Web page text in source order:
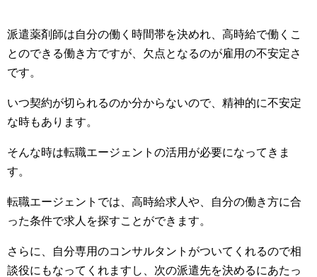
派遣薬剤師は自分の働く時間帯を決めれ、高時給で働くこ
とのできる働き方ですが、欠点となるのが雇用の不安定さ
です。
いつ契約が切られるのか分からないので、精神的に不安定
な時もあります。
そんな時は転職エージェントの活用が必要になってきま
す。
転職エージェントでは、高時給求人や、自分の働き方に合
った条件で求人を探すことができます。
さらに、自分専用のコンサルタントがついてくれるので相
談役にもなってくれますし、次の派遣先を決めるにあたっ